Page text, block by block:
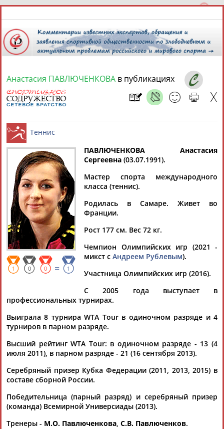
9 августа 2026 года,18:04
СПОРТСМЕНЫ, ТРЕНЕРЫ И СПЕЦИАЛИСТЫ
Найдено: 13181персон Расширенный поиск
Аслаудин
АБАЕВ
Елена
АБАИМОВА
Мария
Дмитрий
Тамилла
АБАСОВА
Рамазан
АБАЧАРАЕВ
АБАШИДЗЕ
Флюра
БУЛАТОВА
Татьяна
Анастасия ПАВЛЮЧЕНКОВА в публикациях
Теннис
1 0 0 = 1
ПАВЛЮЧЕНКОВА Анастасия
Сергеевна (03.07.1991).
Мастер спорта международного
класса (теннис).
Родилась в Самаре. Живет во
Франции.
Рост 177 см. Вес 72 кг.
Чемпион Олимпийских игр (2021 -
микст с Андреем Рублевым).
Участница Олимпийских игр (2016).
С 2005 года выступает в
профессиональных турнирах.
Выиграла 8 турнира WTA Tour в одиночном разряде и 4
турниров в парном разряде.
Высший рейтинг WTA Tour: в одиночном разряде - 13 (4
июля 2011), в парном разряде - 21 (16 сентября 2013).
Серебряный призер Кубка Федерации (2011, 2013, 2015) в
составе сборной России.
Победительница (парный разряд) и серебряный призер
(команда) Всемирной Универсиады (2013).
Тренеры - М.О. Павлюченкова, С.В. Павлюченков.